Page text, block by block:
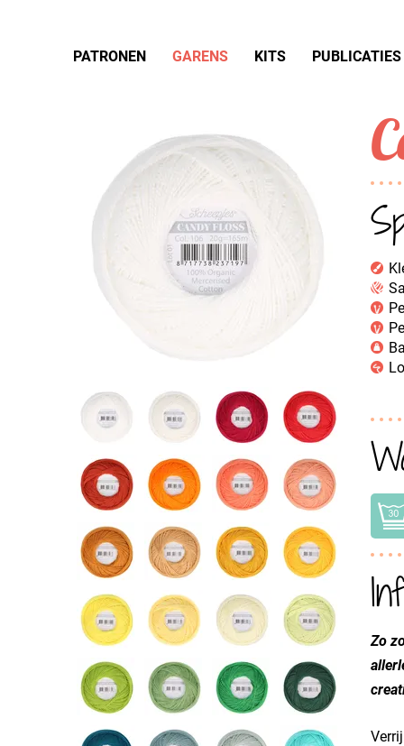
Zo
PATRONEN GARENS KITS PUBLICATIES